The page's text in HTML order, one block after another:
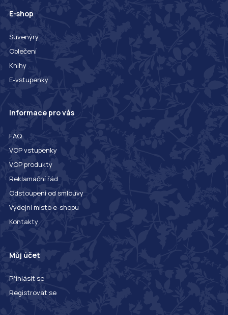
E-shop
Suvenýry
Oblečení
Knihy
E-vstupenky
Informace pro vás
FAQ
VOP vstupenky
VOP produkty
Reklamační řád
Odstoupení od smlouvy
Výdejní místo e-shopu
Kontakty
Můj účet
Přihlásit se
Registrovat se